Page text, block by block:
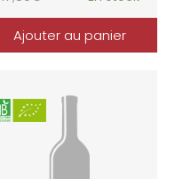
Ajouter au panier